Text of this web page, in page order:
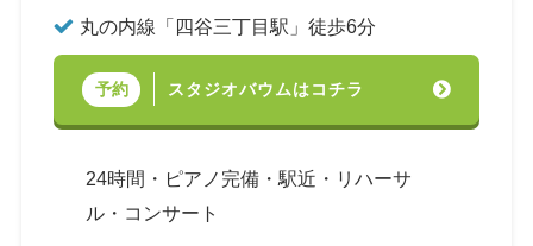
丸の内線「四谷三丁目駅」徒歩6分
予約 スタジオバウムはコチラ
24時間・ピアノ完備・駅近・リハーサ
ル・コンサート